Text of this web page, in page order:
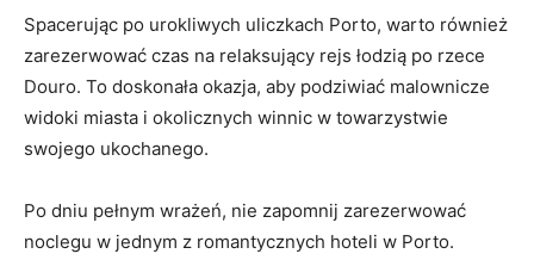
Spacerując po urokliwych uliczkach Porto, warto również
zarezerwować czas na relaksujący rejs łodzią po rzece
Douro. To doskonała okazja, aby podziwiać malownicze
widoki miasta i okolicznych winnic w towarzystwie
swojego ukochanego.
Po dniu pełnym wrażeń, nie zapomnij zarezerwować
noclegu w jednym z romantycznych hoteli w Porto.